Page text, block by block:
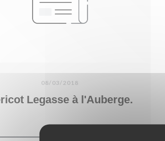
08/03/2018
Legasse à l'Auberge.